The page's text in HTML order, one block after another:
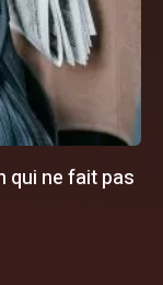
qui ne fait pas